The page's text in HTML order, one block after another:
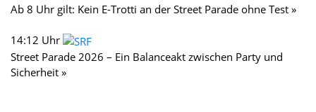
Ab 8 Uhr gilt: Kein E-Trotti an der Street Parade ohne Test »
14:12 Uhr
Street Parade 2026 – Ein Balanceakt zwischen Party und
Sicherheit »